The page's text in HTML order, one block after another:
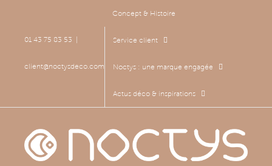
contenu01 43 75 83 53
client@noctysdeco.com
Concept & Histoire
Service client
Noctys : une marque engagée
Actus déco & inspirations